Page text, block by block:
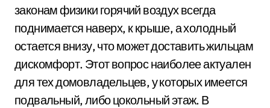
законам физики горячий воздух всегда
поднимается наверх, к крыше, а холодный
остается внизу, что может доставить жильцам
дискомфорт. Этот вопрос наиболее актуален
для тех домовладельцев, у которых имеется
подвальный, либо цокольный этаж. В